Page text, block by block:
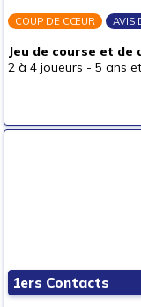
COUP DE CŒUR AVIS
Jeu de course et de
2 à 4 joueurs - 5 ans
1ers Contacts